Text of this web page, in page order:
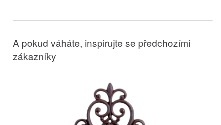
A pokud váháte, inspirujte se předchozími
zákazníky